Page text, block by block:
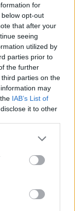
for
opt-out
that after your
seeing
utilized by
parties prior to
the further
parties on the
may
IAB’s List of
it to other
or more Google
may click to
party tags to
in below Google
nella
o
Si Vedrà